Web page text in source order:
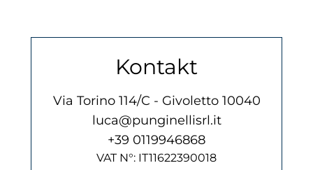
Kontakt
Via Torino 114/C - Givoletto 10040
luca@punginellisrl.it
+39 0119946868
VAT N°: IT11622390018